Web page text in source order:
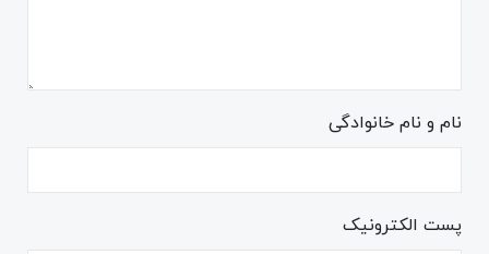
نام و نام خانوادگی
پست الکترونیک